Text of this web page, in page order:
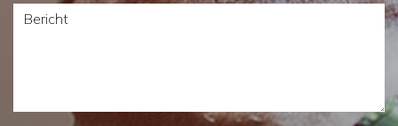
Bericht